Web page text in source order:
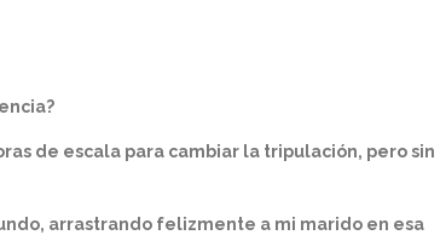
de escala para cambiar la tripulación, pero sin
arrastrando felizmente a mi marido en esa